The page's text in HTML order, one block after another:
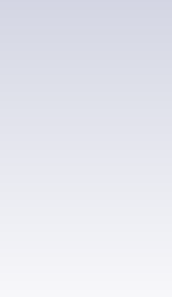
nous les
avec votre
d’accès…).
bon